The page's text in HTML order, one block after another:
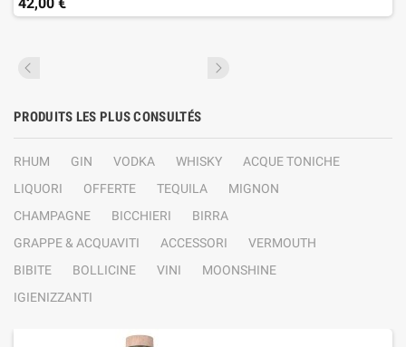
PRODUITS LES PLUS CONSULTÉS
RHUM GIN VODKA WHISKY
ACQUE TONICHE
LIQUORI
OFFERTE TEQUILA
MIGNON
CHAMPAGNE
BICCHIERI
BIRRA
GRAPPE & ACQUAVITI
ACCESSORI
VERMOUTH
BIBITE
BOLLICINE VINI
MOONSHINE
IGIENIZZANTI